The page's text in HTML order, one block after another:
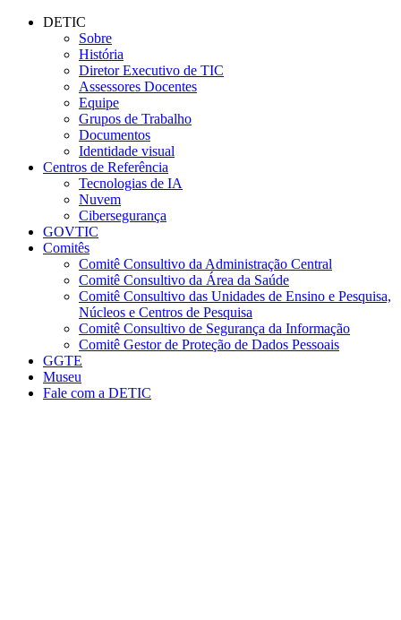
Conteúdo principal
DETIC
Sobre
História
Diretor Executivo de TIC
Assessores Docentes
Equipe
Grupos de Trabalho
Documentos
Identidade visual
Centros de Referência
Tecnologias de IA
Nuvem
Cibersegurança
GOVTIC
Comitês
Comitê Consultivo da Administração Central
Comitê Consultivo da Área da Saúde
Comitê Consultivo das Unidades de Ensino e Pesquisa,
Núcleos e Centros de Pesquisa
Comitê Consultivo de Segurança da Informação
Comitê Gestor de Proteção de Dados Pessoais
GGTE
Museu
Fale com a DETIC